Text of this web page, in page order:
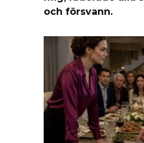
och försvann.